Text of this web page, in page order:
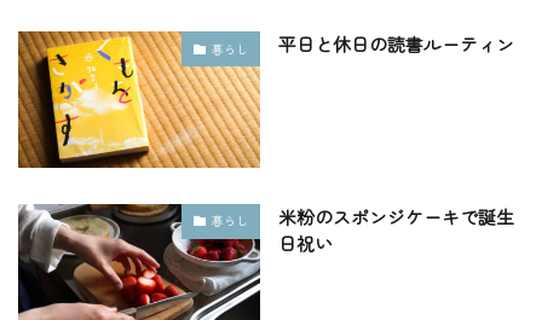
暮らし 平日と休日の読書ルーティン
暮らし
米粉のスポンジケーキで誕生
日祝い